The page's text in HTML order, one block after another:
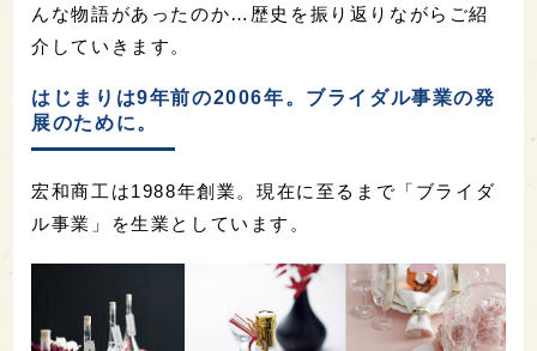
んな物語があったのか…歴史を振り返りながらご紹
介していきます。
はじまりは9年前の2006年。ブライダル事業の発
展のために。
宏和商工は1988年創業。現在に至るまで「ブライダ
ル事業」を生業としています。